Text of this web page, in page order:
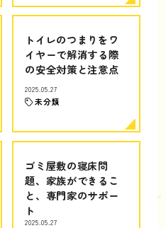
トイレのつまりをワ
イヤーで解消する際
の安全対策と注意点
2025.05.27
未分類
ゴミ屋敷の寝床問
題、家族ができるこ
と、専門家のサポー
ト
2025.05.27